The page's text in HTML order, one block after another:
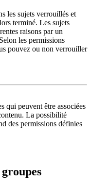
les sujets verrouillés et
terminé. Les sujets
raisons par un
les permissions
pouvez ou non verrouiller
qui peuvent être associées
La possibilité
des permissions définies